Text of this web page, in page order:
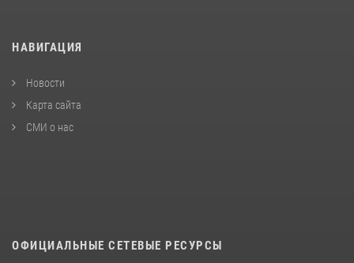
НАВИГАЦИЯ
Новости
Карта сайта
СМИ о нас
ОФИЦИАЛЬНЫЕ СЕТЕВЫЕ РЕСУРСЫ